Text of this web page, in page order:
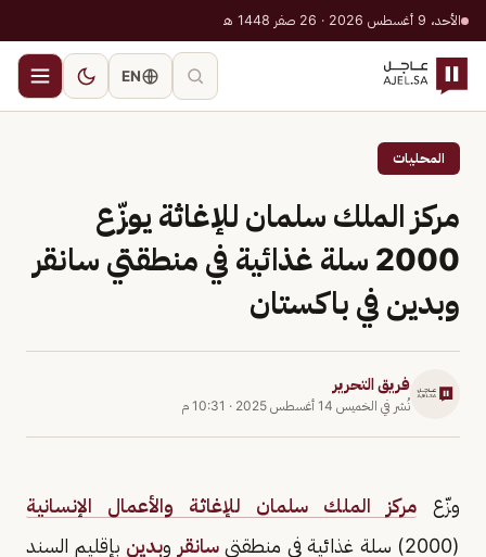
الأحد، 9 أغسطس 2026 · 26 صفر 1448 هـ
EN
المحليات
مركز الملك سلمان للإغاثة يوزّع
2000 سلة غذائية في منطقتي سانقر
وبدين في باكستان
فريق التحرير
نُشر في الخميس 14 أغسطس 2025 · 10:31 م
وزّع مركز الملك سلمان للإغاثة والأعمال الإنسانية
(2000) سلة غذائية في منطقتي
سانقر وبدين بإقليم السند